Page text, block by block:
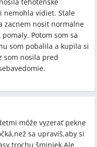
nemohla vidiet. Stale
zacnem nosit normalne
Potom som sa
som pobalila a kupila si
som nosila pred
môže vyzerať pekne
sa upravíš,aby si
šminiek.Ale